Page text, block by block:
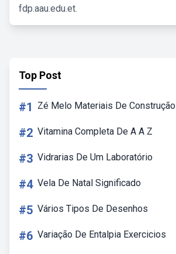
fdp.aau.edu.et.
Top Post
#1 Zé Melo Materiais De Construção
#2 Vitamina Completa De A A Z
#3 Vidrarias De Um Laboratório
#4 Vela De Natal Significado
#5 Vários Tipos De Desenhos
#6 Variação De Entalpia Exercicios